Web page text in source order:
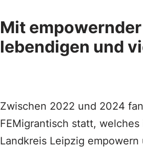
Mit
lebendigen und
Zwischen 2022 und 2024
FEMigrantisch statt,
Landkreis Leipzig